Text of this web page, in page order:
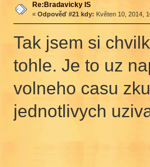
Re:Bradavicky IS
« Odpověď #21 kdy: Květen 10, 2014,
Tak jsem si
tohle. Je to uz
volneho casu
jednotlivych